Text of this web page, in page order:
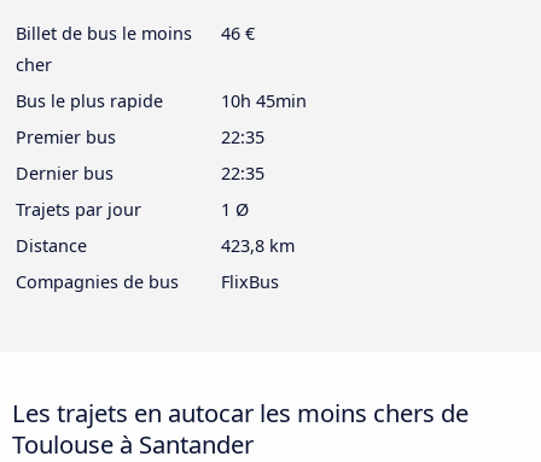
Billet de bus le moins
cher
46 €
Bus le plus rapide
10h 45min
Premier bus
22:35
Dernier bus
22:35
Trajets par jour
1 Ø
Distance
423,8 km
Compagnies de bus
FlixBus
Les trajets en autocar les moins chers de
Toulouse à Santander